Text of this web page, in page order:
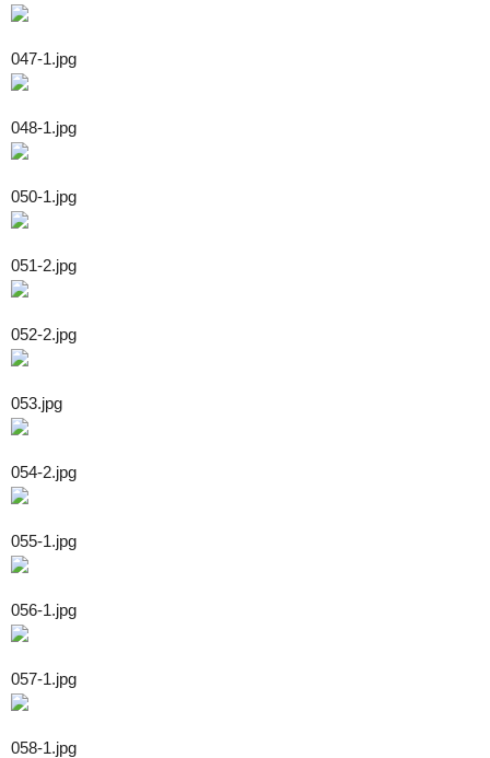
047-1.jpg
048-1.jpg
050-1.jpg
051-2.jpg
052-2.jpg
053.jpg
054-2.jpg
055-1.jpg
056-1.jpg
057-1.jpg
058-1.jpg